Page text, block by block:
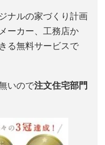
ナルの家づくり計画
ーカー、工務店か
る無料サービスで
いので注文住宅部門